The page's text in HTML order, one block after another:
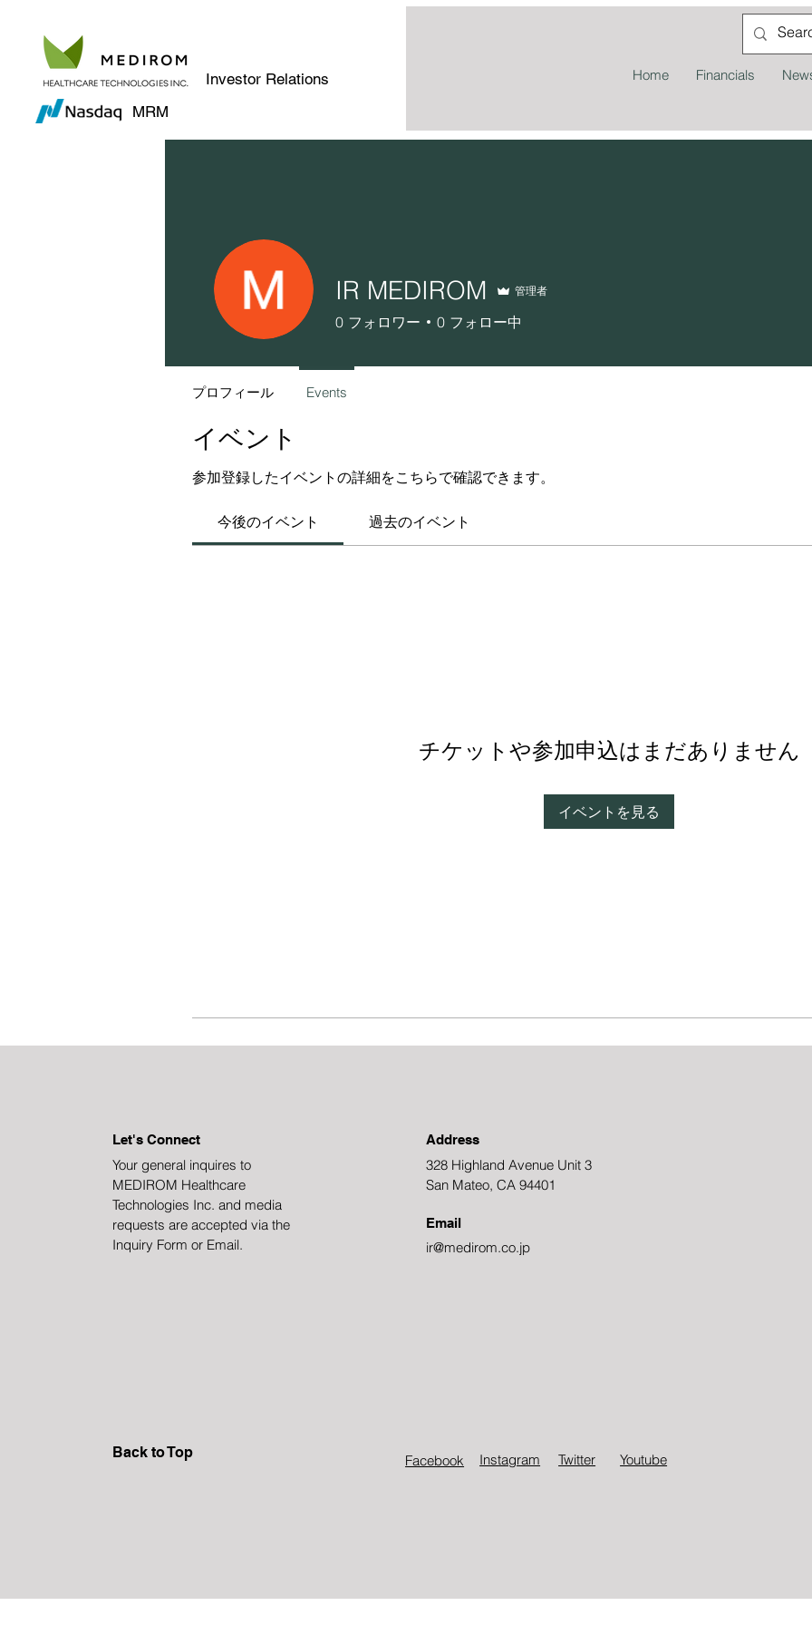
Investor Relations
MRM
Home Financials
イベント
参加登録したイベントの詳細をこちらで確認できます。
今後のイベント 過去のイベント
チケットや参加申込はまだありません
イベントを見る
IR MEDIROM 管理者
0 フォロワー 0 フォロー中
プロフィール Events
Let's Connect
Your general inquires to
MEDIROM Healthcare
Technologies Inc. and media
requests are accepted via the
Inquiry Form or Email.
Back to Top
Address
328 Highland Avenue Unit 3
San Mateo, CA 94401
Email
ir@medirom.co.jp
Facebook Instagram Youtube
Twitter​